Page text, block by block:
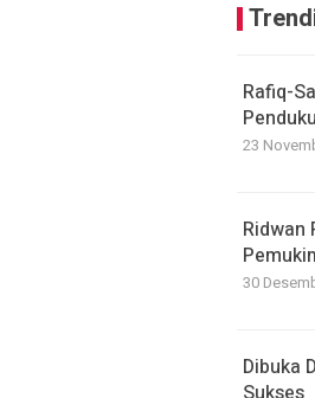
Rafiq-
23
Ridwan
30
Dibuka